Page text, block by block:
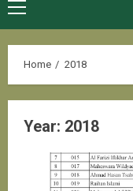
Primary
Menu
Home 2018
Year: 2018